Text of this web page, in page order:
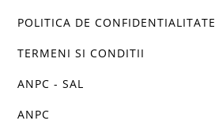
POLITICA DE CONFIDENTIALITATE
TERMENI SI CONDITII
ANPC - SAL
ANPC